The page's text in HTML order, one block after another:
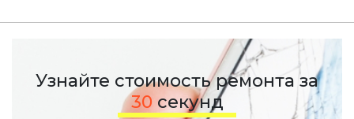
Узнайте стоимость ремонта за
30 секунд